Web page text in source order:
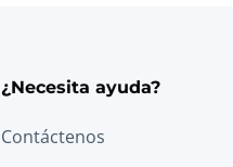
¿Necesita ayuda?
Contáctenos